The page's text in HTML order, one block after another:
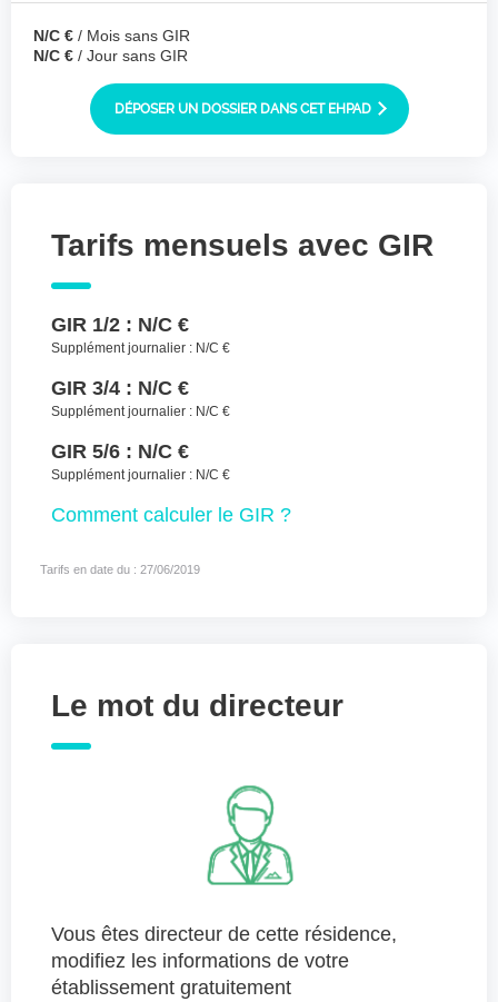
Joindre des fichiers (lettre manuscrite,
dessin, photo ..)
Déposer les
fichiers ici ou
Sélectionnez
des fichiers
N/C € / Mois sans GIR
N/C € / Jour sans GIR
DÉPOSER UN DOSSIER DANS CET EHPAD
Tarifs mensuels avec GIR
GIR 1/2 : N/C €
Supplément journalier : N/C €
GIR 3/4 : N/C €
Supplément journalier : N/C €
GIR 5/6 : N/C €
Supplément journalier : N/C €
Comment calculer le GIR ?
Tarifs en date du : 27/06/2019
Le mot du directeur
Vous êtes directeur de cette résidence,
modifiez les informations de votre
établissement gratuitement